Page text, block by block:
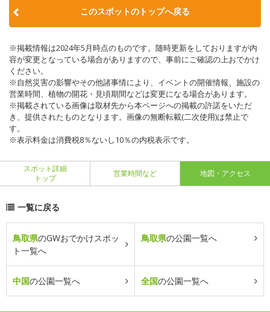
このスポットのトップへ戻る
※掲載情報は2024年5月時点のものです。随時更新をしておりますが内
容が変更となっている場合がありますので、事前にご確認の上おでかけ
ください。
※自然災害の影響やその他諸事情により、イベントの開催情報、施設の
営業時間、植物の開花・見頃期間などは変更になる場合があります。
※掲載されている画像は取材先から本ページへの掲載の許諾をいただ
き、提供されたものとなります。画像の無断転載(二次使用)は禁止で
す。
※表示料金は消費税8％ないし10％の内税表示です。
スポット詳細
トップ
営業時間など 地図・アクセス
一覧に戻る
鳥取県のGWおでかけスポッ
ト一覧へ
鳥取県の公園一覧へ
中国の公園一覧へ 全国の公園一覧へ